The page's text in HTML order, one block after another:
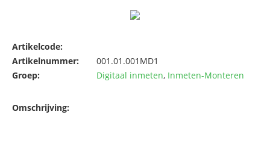
Artikelcode:
Artikelnummer:
001.01.001MD1
Groep:
Digitaal inmeten, Inmeten-Monteren
Omschrijving: